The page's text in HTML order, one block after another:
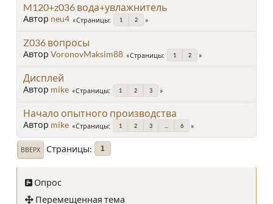
M120+z036 вода+увлажнитель
Автор neu4 Страницы 1 2
Z036 вопросы
Автор VoronovMaksim88 Страницы 1 2
Дисплей
Автор mike Страницы 1 2 3
Начало опытного производства
Автор mike Страницы 1 2 3 6
ВВЕРХ Страницы 1
Опрос
Перемещенная тема